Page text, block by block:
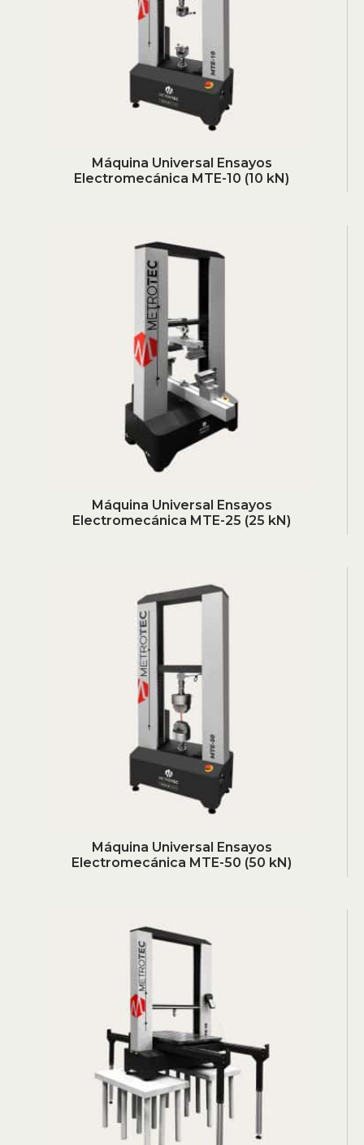
Máquina Universal Ensayos
Electromecánica MTE-10 (10 kN)
Máquina Universal Ensayos
Electromecánica MTE-25 (25 kN)
Máquina Universal Ensayos
Electromecánica MTE-50 (50 kN)